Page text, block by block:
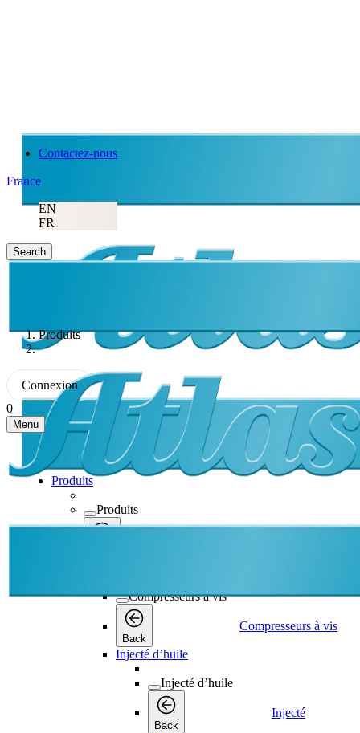
Contactez-nous
France
EN
FR
Search
Produits
Connexion
0
Menu
Produits
Produits
Compresseurs à vis
Back
Compresseurs à vis
Injecté d’huile
Injecté d’huile
Back
Injecté